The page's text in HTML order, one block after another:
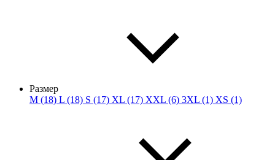
Размер
M (18) L (18) S (17) XL (17) XXL (6) 3XL (1) XS (1)